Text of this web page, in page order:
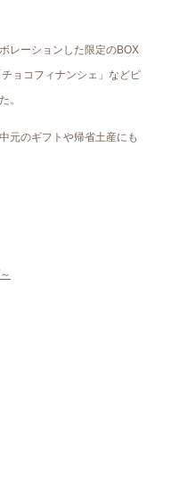
レーションした限定のBOX
ョコフィナンシェ」などピ
。
元のギフトや帰省土産にも